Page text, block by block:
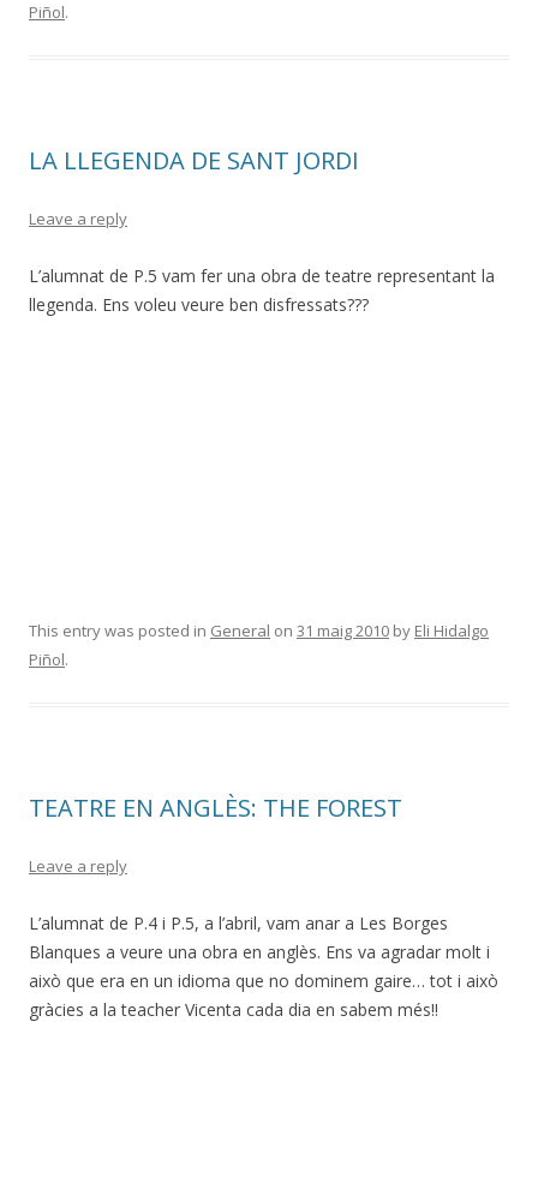
Piñol.
LA LLEGENDA DE SANT JORDI
Leave a reply
L’alumnat de P.5 vam fer una obra de teatre representant la
llegenda. Ens voleu veure ben disfressats???
This entry was posted in General on 31 maig 2010 by Eli Hidalgo
Piñol.
TEATRE EN ANGLÈS: THE FOREST
Leave a reply
L’alumnat de P.4 i P.5, a l’abril, vam anar a Les Borges
Blanques a veure una obra en anglès. Ens va agradar molt i
això que era en un idioma que no dominem gaire… tot i això
gràcies a la teacher Vicenta cada dia en sabem més!!